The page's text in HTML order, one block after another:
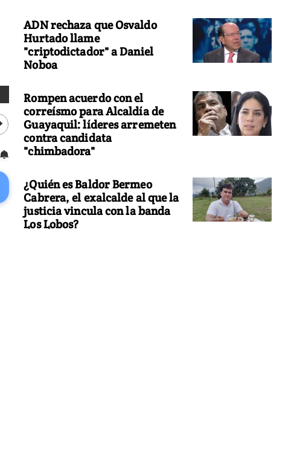
ADN rechaza que Osvaldo
Hurtado llame
"criptodictador" a Daniel
Noboa
Rompen acuerdo con el
correísmo para Alcaldía de
Guayaquil: líderes arremeten
contra candidata
"chimbadora"
¿Quién es Baldor Bermeo
Cabrera, el exalcalde al que la
justicia vincula con la banda
Los Lobos?